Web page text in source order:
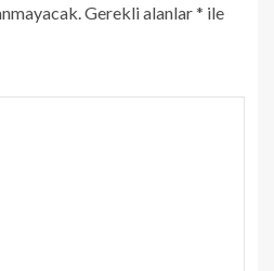
Gerekli alanlar* ile